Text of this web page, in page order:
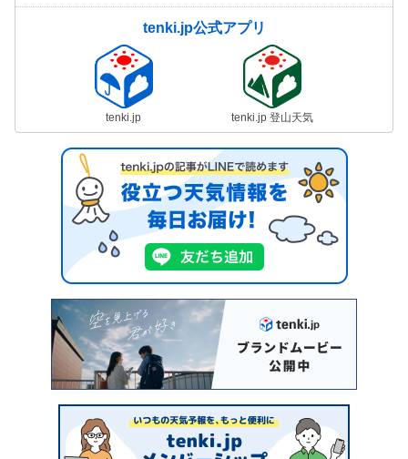
tenki.jp公式アプリ
tenki.jp tenki.jp 登山天気